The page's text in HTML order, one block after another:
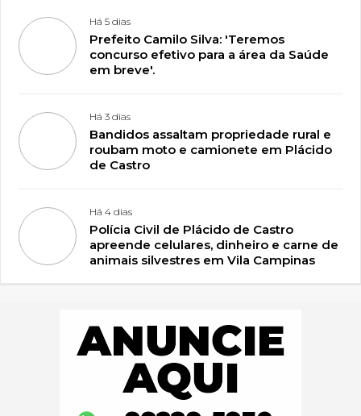
Há 5 dias
Prefeito Camilo Silva: 'Teremos
concurso efetivo para a área da Saúde
em breve'.
Há 3 dias
Bandidos assaltam propriedade rural e
roubam moto e camionete em Plácido
de Castro
Há 4 dias
Polícia Civil de Plácido de Castro
apreende celulares, dinheiro e carne de
animais silvestres em Vila Campinas